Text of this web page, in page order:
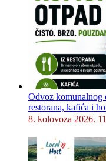
Odvoz komunalnog
restorana, kafića i
8. kolovoza 2026.